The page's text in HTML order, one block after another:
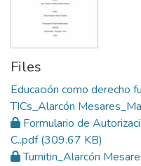
Files
Educación como derecho
TICs_Alarcón
Formulario de
C..pdf(309.67 KB)
Turnitin_Alarcón